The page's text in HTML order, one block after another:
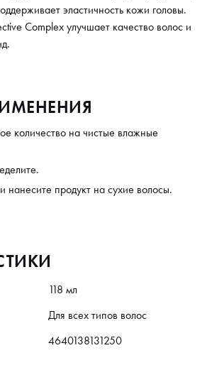
эластичность кожи головы.
Complex улучшает качество волос и
количество на чистые влажные
нанесите продукт на сухие волосы.
118 мл
Для всех типов волос
4640138131250